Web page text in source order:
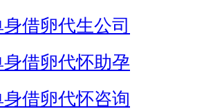
身借卵代生公司
身借卵代怀助孕
身借卵代怀咨询